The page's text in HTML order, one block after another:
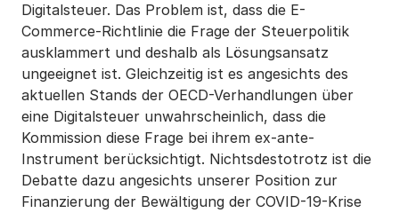
Digitalsteuer. Das Problem ist, dass die E-
Commerce-Richtlinie die Frage der Steuerpolitik
ausklammert und deshalb als Lösungsansatz
ungeeignet ist. Gleichzeitig ist es angesichts des
aktuellen Stands der OECD-Verhandlungen über
eine Digitalsteuer unwahrscheinlich, dass die
Kommission diese Frage bei ihrem ex-ante-
Instrument berücksichtigt. Nichtsdestotrotz ist die
Debatte dazu angesichts unserer Position zur
Finanzierung der Bewältigung der COVID-19-Krise